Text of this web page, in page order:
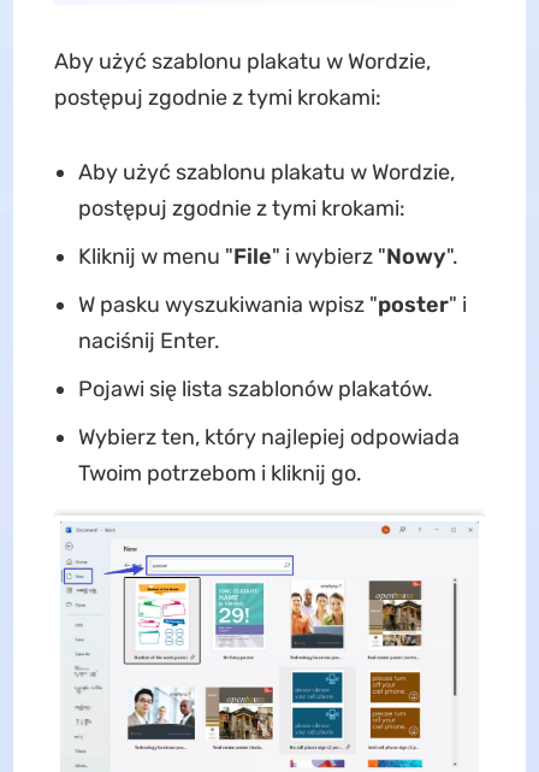
Aby użyć szablonu plakatu w Wordzie,
postępuj zgodnie z tymi krokami:
Aby użyć szablonu plakatu w Wordzie,
postępuj zgodnie z tymi krokami:
Kliknij w menu "File" i wybierz "Nowy".
W pasku wyszukiwania wpisz "poster" i
naciśnij Enter.
Pojawi się lista szablonów plakatów.
Wybierz ten, który najlepiej odpowiada
Twoim potrzebom i kliknij go.